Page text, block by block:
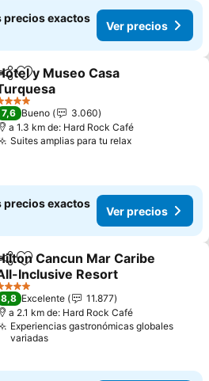
precios exactos
Ver precios
Agregar a favoritos
y Museo Casa
Estrellas
7,6 Bueno
3.060
a 1.3 km de: Hard Rock Café
Suites amplias para tu relax
precios exactos
Ver precios
Agregar a favoritos
Cancun Mar Caribe
Inclusive Resort
Estrellas
8,8 Excelente
11.877
a 2.1 km de: Hard Rock Café
Experiencias gastronómicas globales
variadas